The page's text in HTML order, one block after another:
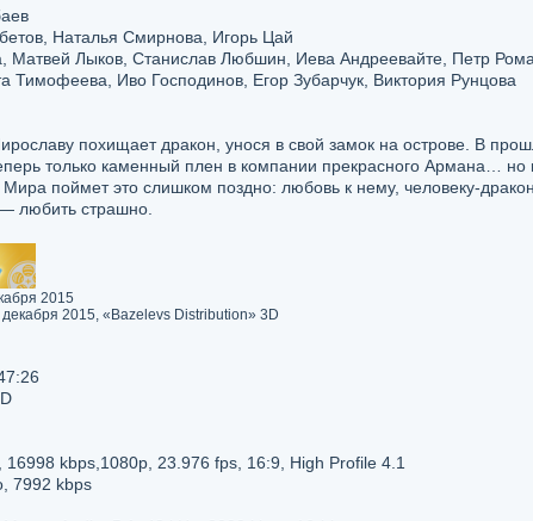
Наталья Смирнова, Игорь Цай
Матвей Лыков, Станислав Любшин, Иева Андреевайте, Петр
Тимофеева, Иво Господинов, Егор Зубарчук, Виктория Рунцова
похищает дракон, унося в свой замок на острове. В
только каменный плен в компании прекрасного Армана… но
Мира поймет это слишком поздно: любовь к нему, человеку-
любить страшно.
2015
декабря 2015, «Bazelevs Distribution» 3D
16998 kbps,1080p, 23.976 fps, 16:9, High Profile 4.1
7992 kbps